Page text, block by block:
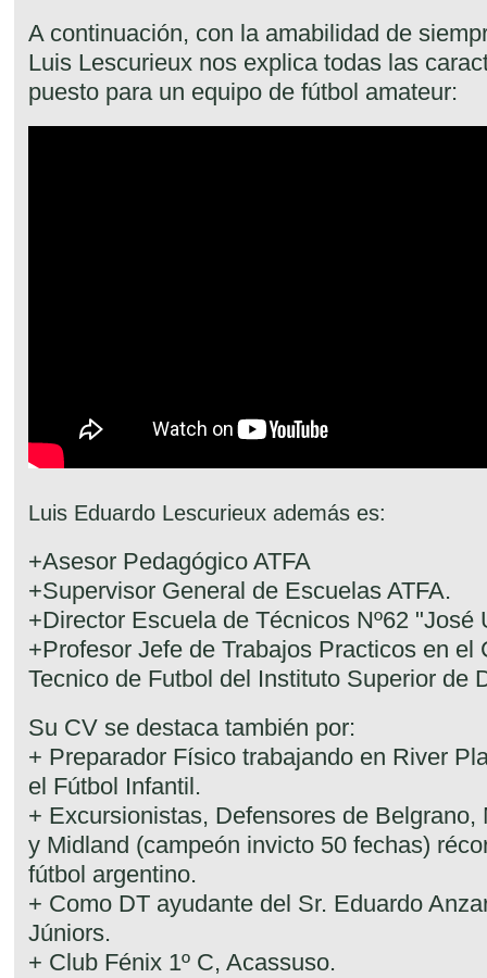
A continuación, con la amabilidad de
Luis Lescurieux nos explica todas las
puesto para un equipo de fútbol amateur:
Luis Eduardo Lescurieux además es:
+Asesor Pedagógico ATFA
+Supervisor General de Escuelas ATFA.
+Director Escuela de Técnicos Nº62 "José
+Profesor Jefe de Trabajos Practicos en el
Tecnico de Futbol del Instituto Superior de
Su CV se destaca también por:
+ Preparador Físico trabajando en River
el Fútbol Infantil.
+ Excursionistas, Defensores de Belgrano,
y Midland (campeón invicto 50 fechas)
fútbol argentino.
+ Como DT ayudante del Sr. Eduardo
Júniors.
+ Club Fénix 1º C, Acassuso.